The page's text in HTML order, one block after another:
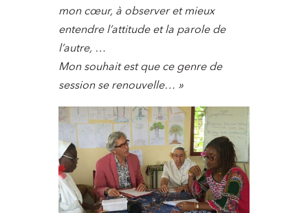
mon cœur, à observer et mieux
entendre l’attitude et la parole de
l’autre, …
Mon souhait est que ce genre de
session se renouvelle… »